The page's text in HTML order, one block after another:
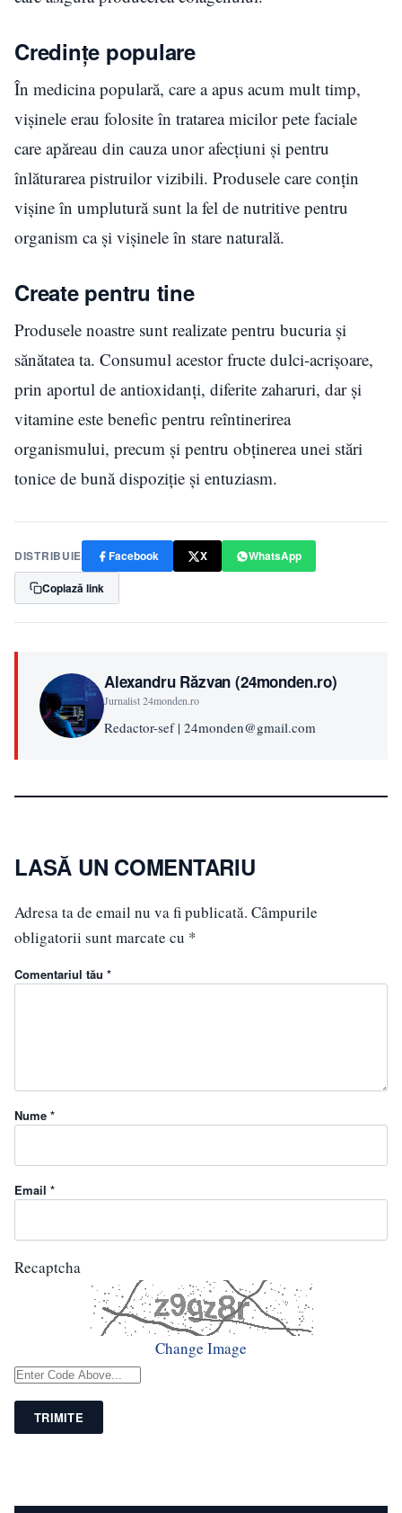
Credințe populare
În medicina populară, care a apus acum mult timp,
vișinele erau folosite în tratarea micilor pete faciale
care apăreau din cauza unor afecțiuni și pentru
înlăturarea pistruilor vizibili. Produsele care conțin
vișine în umplutură sunt la fel de nutritive pentru
organism ca și vișinele în stare naturală.
Create pentru tine
Produsele noastre sunt realizate pentru bucuria și
sănătatea ta. Consumul acestor fructe dulci-acrișoare,
prin aportul de antioxidanți, diferite zaharuri, dar și
vitamine este benefic pentru reîntinerirea
organismului, precum și pentru obținerea unei stări
tonice de bună dispoziție și entuziasm.
DISTRIBUIE Facebook X
WhatsApp
Copiază link
Alexandru Răzvan (24monden.ro)
Jurnalist 24monden.ro
Redactor-sef | 24monden@gmail.com
LASĂ UN COMENTARIU
Adresa ta de email nu va fi publicată. Câmpurile
obligatorii sunt marcate cu *
Comentariul tău *
Nume *
Email *
Recaptcha
Change Image
TRIMITE